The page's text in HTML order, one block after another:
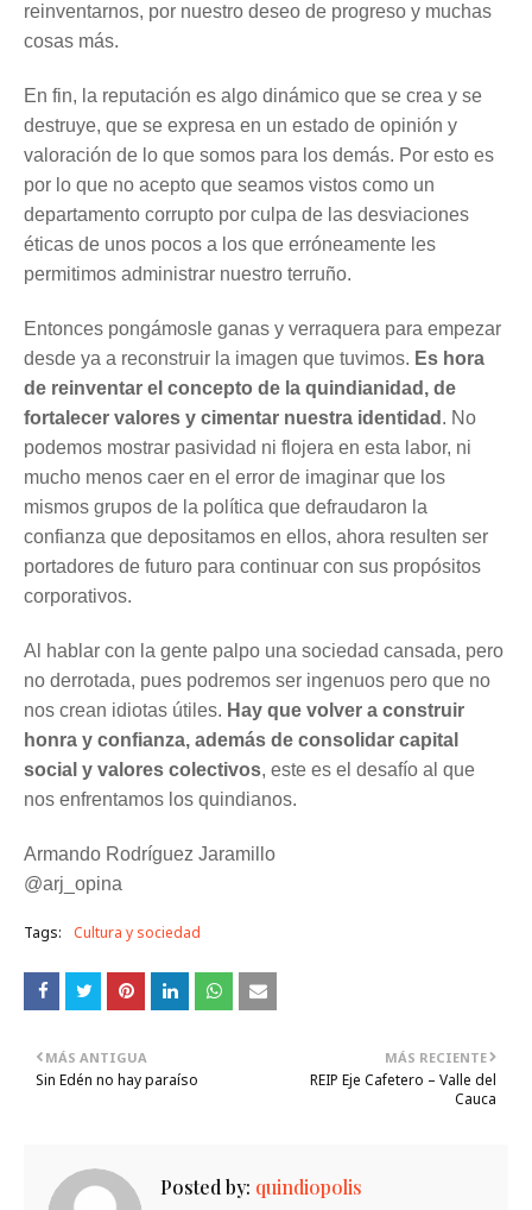
reinventarnos, por nuestro deseo de progreso y muchas
cosas más.
En fin, la reputación es algo dinámico que se crea y se
destruye, que se expresa en un estado de opinión y
valoración de lo que somos para los demás. Por esto es
por lo que no acepto que seamos vistos como un
departamento corrupto por culpa de las desviaciones
éticas de unos pocos a los que erróneamente les
permitimos administrar nuestro terruño.
Entonces pongámosle ganas y verraquera para empezar
desde ya a reconstruir la imagen que tuvimos. Es hora
de reinventar el concepto de la quindianidad, de
fortalecer valores y cimentar nuestra identidad . No
podemos mostrar pasividad ni flojera en esta labor, ni
mucho menos caer en el error de imaginar que los
mismos grupos de la política que defraudaron la
confianza que depositamos en ellos, ahora resulten ser
portadores de futuro para continuar con sus propósitos
corporativos.
Al hablar con la gente palpo una sociedad cansada, pero
no derrotada, pues podremos ser ingenuos pero que no
nos crean idiotas útiles. Hay que volver a construir
honra y confianza, además de consolidar capital
social y valores colectivos, este es el desafío al que
nos enfrentamos los quindianos.
Armando Rodríguez Jaramillo
@arj_opina
Tags: Cultura y sociedad
MÁS RECIENTE
REIP Eje Cafetero – Valle del
Cauca
MÁS ANTIGUA
Sin Edén no hay paraíso
Posted by: quindiopolis